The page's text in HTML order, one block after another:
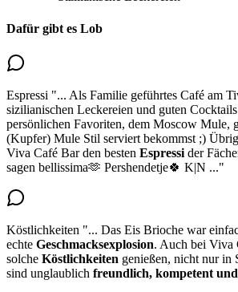
Dafür gibt es Lob
Espressi "... Als Familie geführtes Café am
sizilianischen Leckereien und guten
persönlichen Favoriten, dem Moscow Mule,
(Kupfer) Mule Stil serviert bekommst ;)
Viva Café Barden besten Espressi der
sagen bellissima🫶 Pershendetje🍀 K|N ..."
Köstlichkeiten "... Das Eis Brioche war
echte Geschmacksexplosion. Auch bei Viva
solche Köstlichkeiten genießen, nicht nur in
sind unglaublich freundlich, kompetent